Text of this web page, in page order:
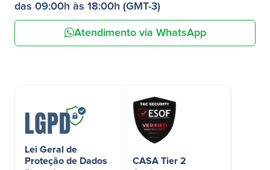
das 09:00h às 18:00h (GMT-3)
Atendimento via WhatsApp
Lei Geral de
Proteção de Dados
CASA Tier 2